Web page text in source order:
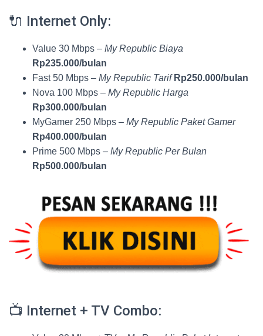
🔌 Internet Only:
Value 30 Mbps – My Republic Biaya
Rp235.000/bulan
Fast 50 Mbps – My Republic Tarif Rp250.000/bulan
Nova 100 Mbps – My Republic Harga
Rp300.000/bulan
MyGamer 250 Mbps – My Republic Paket Gamer
Rp400.000/bulan
Prime 500 Mbps – My Republic Per Bulan
Rp500.000/bulan
📺 Internet + TV Combo: